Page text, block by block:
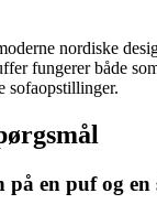
nordiske
fungerer både
sofaopstillinger.
på en puf og en